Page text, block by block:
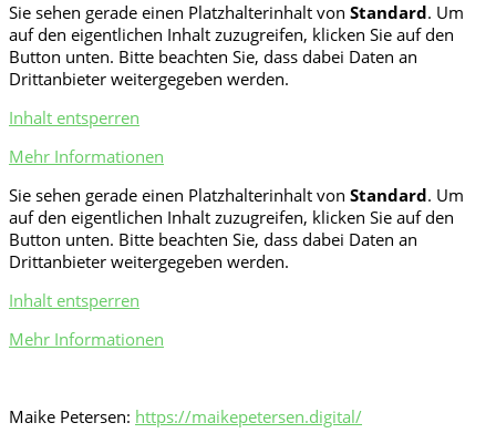
Sie sehen gerade einen Platzhalterinhalt von Standard. Um
auf den eigentlichen Inhalt zuzugreifen, klicken Sie auf den
Button unten. Bitte beachten Sie, dass dabei Daten an
Drittanbieter weitergegeben werden.
Inhalt entsperren
Mehr Informationen
Sie sehen gerade einen Platzhalterinhalt von Standard. Um
auf den eigentlichen Inhalt zuzugreifen, klicken Sie auf den
Button unten. Bitte beachten Sie, dass dabei Daten an
Drittanbieter weitergegeben werden.
Inhalt entsperren
Mehr Informationen
Maike Petersen: https://maikepetersen.digital/